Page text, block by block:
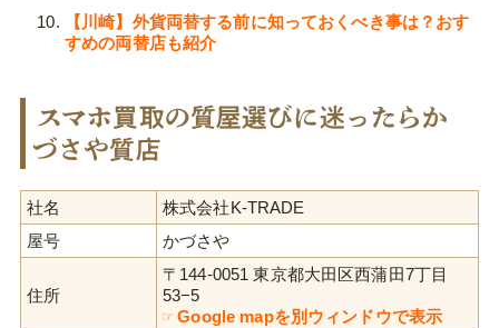
【川崎】外貨両替する前に知っておくべき事は？おす
すめの両替店も紹介
スマホ買取の質屋選びに迷ったらか
づさや質店
社名
株式会社K-TRADE
屋号
かづさや
住所
〒144-0051 東京都大田区西蒲田7丁目
53−5
☞ Google mapを別ウィンドウで表示